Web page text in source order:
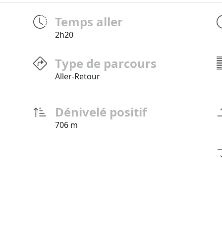
Temps aller
2h20
Type de parcours
Aller-Retour
Dénivelé positif
706 m